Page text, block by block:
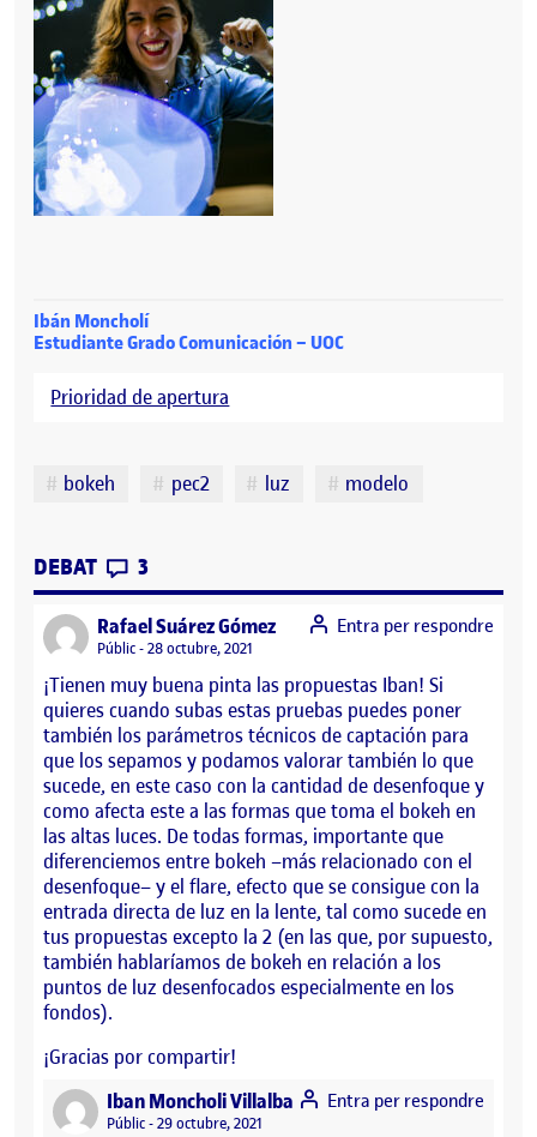
Ibán Moncholí
Estudiante Grado Comunicación – UOC
Prioridad de apertura
Etiquetes
bokeh pec2 luz modelo
DEBAT CONTRIBUTIONS
3EL LUZ
Rafael Suárez Gómezsays:
Visibilitat:
Públic 28 octubre, 2021
¡Tienen muy buena pinta las propuestas Iban! Si
quieres cuando subas estas pruebas puedes poner
también los parámetros técnicos de captación para
que los sepamos y podamos valorar también lo que
sucede, en este caso con la cantidad de desenfoque y
como afecta este a las formas que toma el bokeh en
las altas luces. De todas formas, importante que
diferenciemos entre bokeh –más relacionado con el
desenfoque– y el flare, efecto que se consigue con la
entrada directa de luz en la lente, tal como sucede en
tus propuestas excepto la 2 (en las que, por supuesto,
también hablaríamos de bokeh en relación a los
puntos de luz desenfocados especialmente en los
fondos).
¡Gracias por compartir!
Entra per respondre
Iban Moncholi Villalba says:
Visibilitat:
Públic 29 octubre, 2021
Entra per respondre